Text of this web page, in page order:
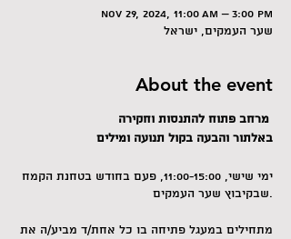
Nov 29, 2024, 11:00 AM – 3:00 PM
שער העמקים, ישראל
About the event
באלתור והבעה בקול תנועה ומילים
ימי שישי, 11:00-15:00, פעם בחודש בטחנת הקמח
שבקיבוץ שער העמקים.
מתחילים במעגל פתיחה בו כל אחת/ד מביע/ה את